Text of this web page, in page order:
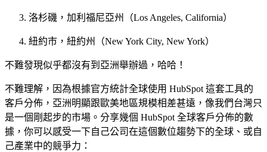
洛杉磯，加利福尼亞州 （Los Angeles, California）
紐約市，紐約州（New York City, New York）
不難發現似乎都沒有到亞洲舉辦過，哈哈！
不難理解，因為根據官方統計全球使用 HubSpot 這套工具的
客戶分佈，亞洲明顯跟歐美地區規模相差甚遠，像我們台灣只
是一個剛起步的市場。分享幾個 HubSpot 全球客戶分佈的數
據，你可以感受一下自己公司在這個數位趨勢下的全球、或自
己產業中的競爭力：